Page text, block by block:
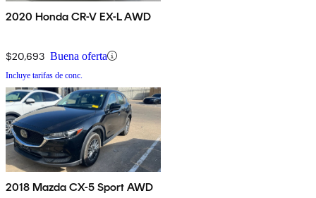
2020 Honda CR-V EX-L AWD
$20,693 Buena oferta
Incluye tarifas de conc.
2018 Mazda CX-5 Sport AWD